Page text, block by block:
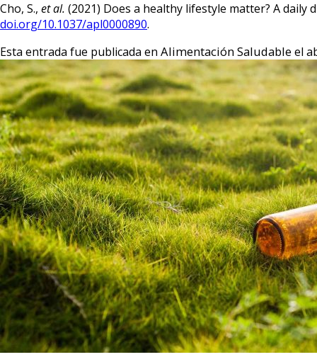
Cho, S., et al. (2021) Does a healthy lifestyle matter? A
doi.org/10.1037/apl0000890.
Esta entrada fue publicada en Alimentación Saludable el